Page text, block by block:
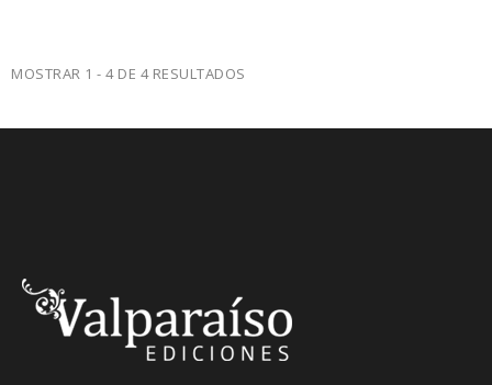
MOSTRAR 1 - 4 DE 4 RESULTADOS